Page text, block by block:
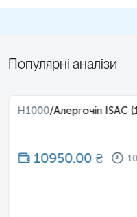
Популярні аналізи
H1000/Алергочіп ISAC
10950.00₴